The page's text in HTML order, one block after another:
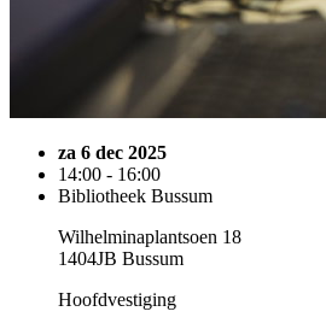
za 6 dec 2025
14:00 - 16:00
Bibliotheek Bussum
Wilhelminaplantsoen 18
1404JB Bussum
Hoofdvestiging